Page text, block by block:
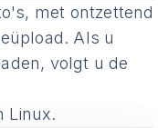
met ontzettend
Als u
volgt u de
Linux.